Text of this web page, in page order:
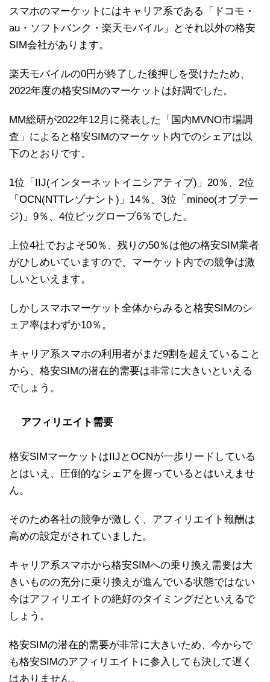
スマホのマーケットにはキャリア系である「ドコモ・
au・ソフトバンク・楽天モバイル」とそれ以外の格安
SIM会社があります。
楽天モバイルの0円が終了した後押しを受けたため、
2022年度の格安SIMのマーケットは好調でした。
MM総研が2022年12月に発表した「国内MVNO市場調
査」によると格安SIMのマーケット内でのシェアは以
下のとおりです。
1位「IIJ(インターネットイニシアティブ)」20％、2位
「OCN(NTTレゾナント)」14％、3位「mineo(オプテー
ジ)」9％、4位ビッグローブ6％でした。
上位4社でおよそ50％、残りの50％は他の格安SIM業者
がひしめいていますので、マーケット内での競争は激
しいといえます。
しかしスマホマーケット全体からみると格安SIMのシ
ェア率はわずか10％。
キャリア系スマホの利用者がまだ9割を超えていること
から、格安SIMの潜在的需要は非常に大きいといえる
でしょう。
アフィリエイト需要
格安SIMマーケットはIIJとOCNが一歩リードしている
とはいえ、圧倒的なシェアを握っているとはいえませ
ん。
そのため各社の競争が激しく、アフィリエイト報酬は
高めの設定がされていました。
キャリア系スマホから格安SIMへの乗り換え需要は大
きいものの充分に乗り換えが進んでいる状態ではない
今はアフィリエイトの絶好のタイミングだといえるで
しょう。
格安SIMの潜在的需要が非常に大きいため、今からで
も格安SIMのアフィリエイトに参入しても決して遅く
はありません。